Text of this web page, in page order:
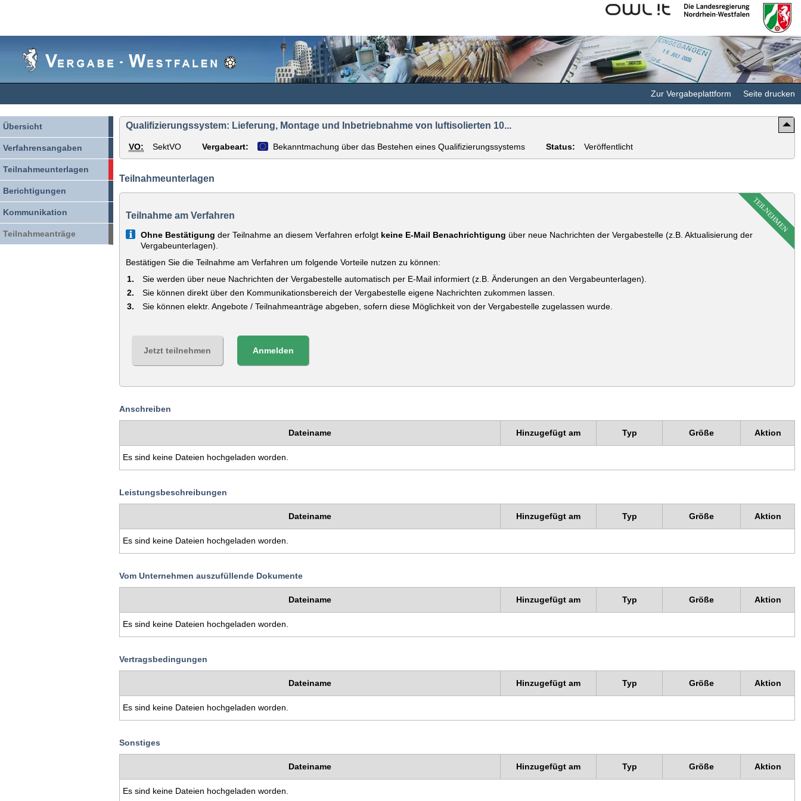
Kommunales
Rechenzentrum
Landesregierung
Nordrhein-
Zur Vergabeplattform Seite drucken
Übersicht
Verfahrensangaben
Teilnahmeunterlagen
Berichtigungen
Kommunikation
Teilnahmeanträge
Qualifizierungssystem: Lieferung, Montage und Inbetriebnahme von luftisolierten 10...
VO: SektVO Vergabeart: Bekanntmachung über das Bestehen eines Qualifizierungssystems Status: Veröffentlicht
Teilnahmeunterlagen
TEILNEHMEN
Teilnahme am Verfahren
Info
Ohne Bestätigung der Teilnahme an diesem Verfahren erfolgt keine E-Mail Benachrichtigung über neue Nachrichten der Vergabestelle (z.B. Aktualisierung der
Vergabeunterlagen).
Bestätigen Sie die Teilnahme am Verfahren um folgende Vorteile nutzen zu können:
Sie werden über neue Nachrichten der Vergabestelle automatisch per E-Mail informiert (z.B. Änderungen an den Vergabeunterlagen).
Sie können direkt über den Kommunikationsbereich der Vergabestelle eigene Nachrichten zukommen lassen.
Sie können elektr. Angebote / Teilnahmeanträge abgeben, sofern diese Möglichkeit von der Vergabestelle zugelassen wurde.
Jetzt teilnehmen Anmelden
Anschreiben
Dateiname Hinzugefügt am Typ Größe Aktion
Es sind keine Dateien hochgeladen worden.
Leistungsbeschreibungen
Dateiname Hinzugefügt am Typ Größe Aktion
Es sind keine Dateien hochgeladen worden.
Vom Unternehmen auszufüllende Dokumente
Dateiname Hinzugefügt am Typ Größe Aktion
Es sind keine Dateien hochgeladen worden.
Vertragsbedingungen
Dateiname Hinzugefügt am Typ Größe Aktion
Es sind keine Dateien hochgeladen worden.
Sonstiges
Dateiname Hinzugefügt am Typ Größe Aktion
Es sind keine Dateien hochgeladen worden.